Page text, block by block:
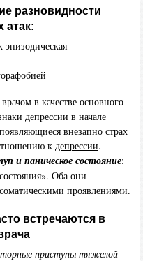
разновидности
атак:
эпизодическая
в качестве основного
депрессии в начале
внезапно страх
к депрессии.
и паническое состояние:
Оба они
проявлениями.
встречаются в
приступы тяжелой